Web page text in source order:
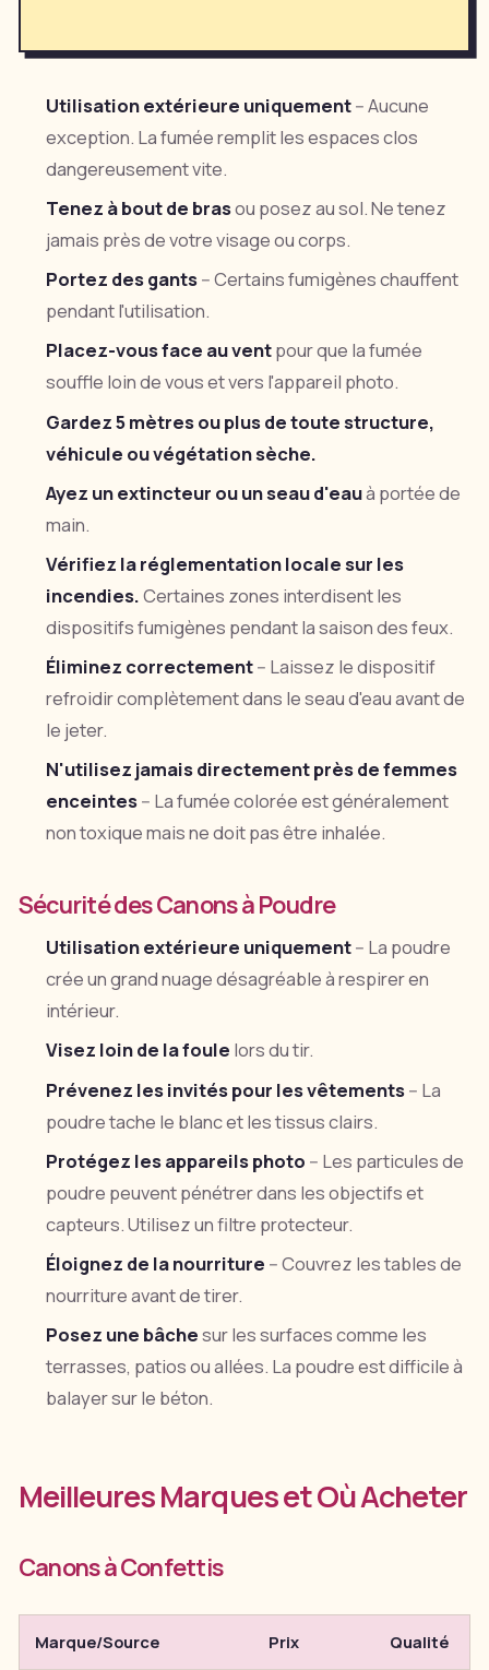
Utilisation extérieure uniquement-- Aucune
exception. La fumée remplit les espaces clos
dangereusement vite.
Tenez à bout de brasou posez au sol. Ne tenez
jamais près de votre visage ou corps.
Portez des gants-- Certains fumigènes chauffent
pendant l'utilisation.
Placez-vous face au ventpour que la fumée
souffle loin de vous et vers l'appareil photo.
Gardez 5 mètres ou plus de toute structure,
véhicule ou végétation sèche.
Ayez un extincteur ou un seau d'eauà portée de
main.
Vérifiez la réglementation locale sur les
incendies.Certaines zones interdisent les
dispositifs fumigènes pendant la saison des feux.
Éliminez correctement-- Laissez le dispositif
refroidir complètement dans le seau d'eau avant de
le jeter.
N'utilisez jamais directement près de femmes
enceintes-- La fumée colorée est généralement
non toxique mais ne doit pas être inhalée.
Sécurité des Canons à Poudre
Utilisation extérieure uniquement-- La poudre
crée un grand nuage désagréable à respirer en
intérieur.
Visez loin de la foule lors du tir.
Prévenez les invités pour les vêtements-- La
poudre tache le blanc et les tissus clairs.
Protégez les appareils photo -- Les particules de
poudre peuvent pénétrer dans les objectifs et
capteurs. Utilisez un filtre protecteur.
Éloignez de la nourriture -- Couvrez les tables de
nourriture avant de tirer.
Posez une bâchesur les surfaces comme les
terrasses, patios ou allées. La poudre est difficile à
balayer sur le béton.
Meilleures Marques et Où Acheter
Canons à Confettis
Marque/Source Prix Qualité